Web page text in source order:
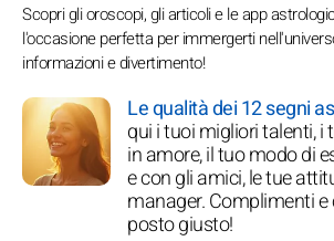
Scopri gli oroscopi, gli articoli e le app
l'occasione perfetta per immergerti
informazioni e divertimento!
Le qualità dei 12 segni
qui i tuoi migliori talenti, i
in amore, il tuo modo di
e con gli amici, le tue
manager. Complimenti
posto giusto!